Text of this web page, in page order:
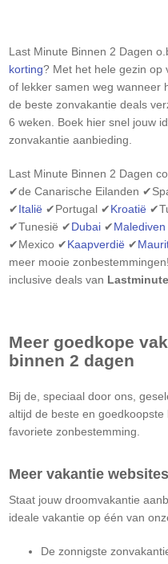
Last Minute Binnen 2 Dagen
korting? Met het hele gezin op
of lekker samen weg wanneer
de beste zonvakantie deals
6 weken. Boek hier snel jouw
zonvakantie aanbieding.
Last Minute Binnen 2 Dagen
✔de Canarische Eilanden
✔Italië ✔Portugal ✔Kroatië
✔Tunesië ✔Dubai ✔Malediven
✔Mexico ✔Kaapverdië ✔
meer mooie
inclusive deals van
Meer goedkope
binnen 2 dagen
Bij de, speciaal door ons,
altijd de beste en
favoriete zonbestemming.
Meer vakantie websites
Staat jouw droomvakantie
ideale vakantie op één van
De zonnigste